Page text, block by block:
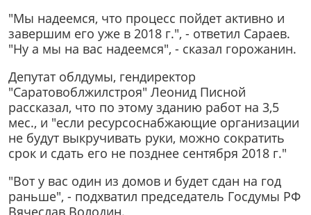
"Мы надеемся, что процесс пойдет активно и
завершим его уже в 2018 г.", - ответил Сараев.
"Ну а мы на вас надеемся", - сказал горожанин.
Депутат облдумы, гендиректор
"Саратовоблжилстроя" Леонид Писной
рассказал, что по этому зданию работ на 3,5
мес., и "если ресурсоснабжающие организации
не будут выкручивать руки, можно сократить
срок и сдать его не позднее сентября 2018 г."
"Вот у вас один из домов и будет сдан на год
раньше", - подхватил председатель Госдумы РФ
Вячеслав Володин.